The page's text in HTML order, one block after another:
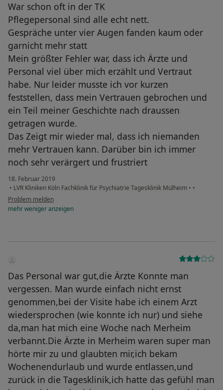
War schon oft in der TK
Pflegepersonal sind alle echt nett.
Gespräche unter vier Augen fanden kaum oder
garnicht mehr statt
Mein größter Fehler war, dass ich Ärzte und
Personal viel über mich erzählt und Vertraut
habe. Nur leider musste ich vor kurzen
feststellen, dass mein Vertrauen gebrochen und
ein Teil meiner Geschichte nach draussen
getragen wurde.
Das Zeigt mir wieder mal, dass ich niemanden
mehr Vertrauen kann. Darüber bin ich immer
noch sehr verärgert und frustriert
18. Februar 2019
• LVR Kliniken Köln Fachklinik für Psychiatrie Tagesklinik Mülheim • •
Problem melden
mehrwenigeranzeigen
Das Personal war gut,die Ärzte Konnte man
vergessen. Man wurde einfach nicht ernst
genommen,bei der Visite habe ich einem Arzt
wiedersprochen (wie konnte ich nur) und siehe
da,man hat mich eine Woche nach Merheim
verbannt.Die Ärzte in Merheim waren super man
hörte mir zu und glaubten mir,ich bekam
Wochenendurlaub und wurde entlassen,und
zurück in die Tagesklinik,ich hatte das gefühl man